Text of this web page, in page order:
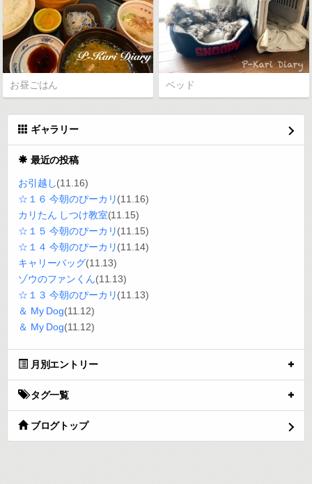
お昼ごはん ベッド
ギャラリー
最近の投稿
お引越し(11.16)
☆１６ 今朝のぴーカリ(11.16)
カリたん しつけ教室(11.15)
☆１５ 今朝のぴーカリ(11.15)
☆１４ 今朝のぴーカリ(11.14)
キャリーバッグ(11.13)
ゾウのファンくん(11.13)
☆１３ 今朝のぴーカリ(11.13)
＆ My Dog(11.12)
＆ My Dog(11.12)
月別エントリー
タグ一覧
ブログトップ